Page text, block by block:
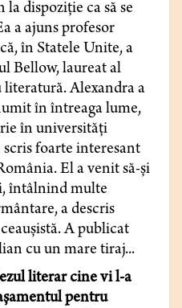
dispoziţie ca să se
a ajuns profesor
în Statele Unite, a
Bellow, laureat al
Alexandra a
în întreaga lume,
în universităţi
foarte interesant
El a venit să-şi
întâlnind multe
a descris
A publicat
cu un mare tiraj...
literar cine vi l-a
pentru